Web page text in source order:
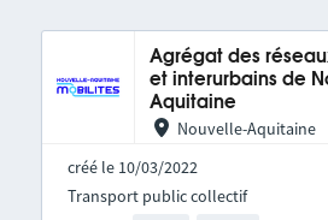
Agrégat des
et interurbains de
Aquitaine
Nouvelle-Aquitaine
créé le 10/03/2022
Transport public collectif